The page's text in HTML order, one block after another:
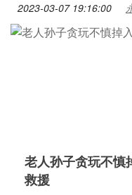
2023-03-07 19:16:00
老人孙子贪玩不慎
救援